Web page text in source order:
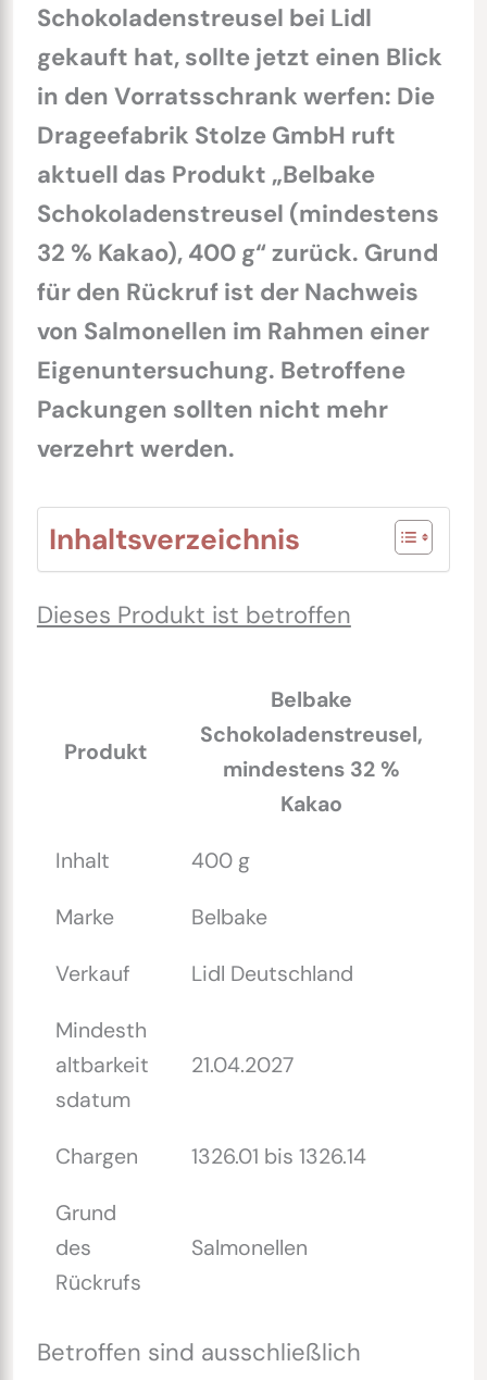
Schokoladenstreusel bei Lidl
gekauft hat, sollte jetzt einen Blick
in den Vorratsschrank werfen: Die
Drageefabrik Stolze GmbH ruft
aktuell das Produkt „Belbake
Schokoladenstreusel (mindestens
32 % Kakao), 400 g“ zurück. Grund
für den Rückruf ist der Nachweis
von Salmonellen im Rahmen einer
Eigenuntersuchung. Betroffene
Packungen sollten nicht mehr
verzehrt werden.
Inhaltsverzeichnis
Dieses Produkt ist betroffen
Produkt
Belbake
Schokoladenstreusel,
mindestens 32 %
Kakao
Inhalt 400 g
Marke Belbake
Verkauf Lidl Deutschland
Mindesth
altbarkeit
sdatum
21.04.2027
Chargen 1326.01 bis 1326.14
Grund
des
Rückrufs
Salmonellen
Betroffen sind ausschließlich